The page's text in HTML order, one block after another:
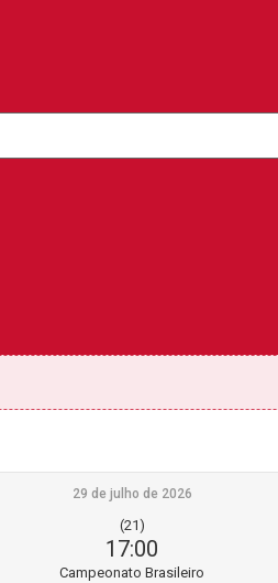
29 de julho de 2026
(21)
17:00
Campeonato Brasileiro